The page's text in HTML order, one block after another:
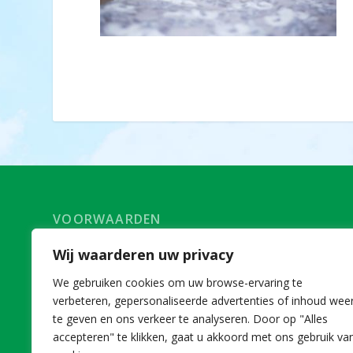
Wij waarderen uw privacy
We gebruiken cookies om uw browse-ervaring te
verbeteren, gepersonaliseerde advertenties of inhoud
te geven en ons verkeer te analyseren. Door op "Alles
accepteren" te klikken, gaat u akkoord met ons gebruik
VOORWAARDEN
Voorwaarden deelname Agro+Zorg
AFM
Disclaimer